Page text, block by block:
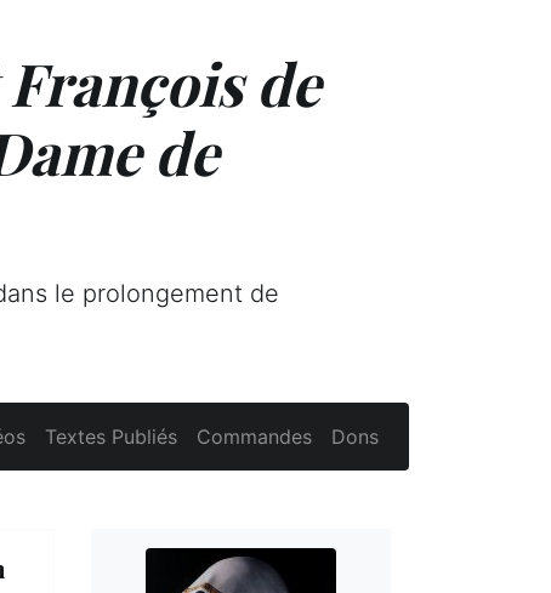
de
de
le prolongement de
Textes Publiés Commandes Dons